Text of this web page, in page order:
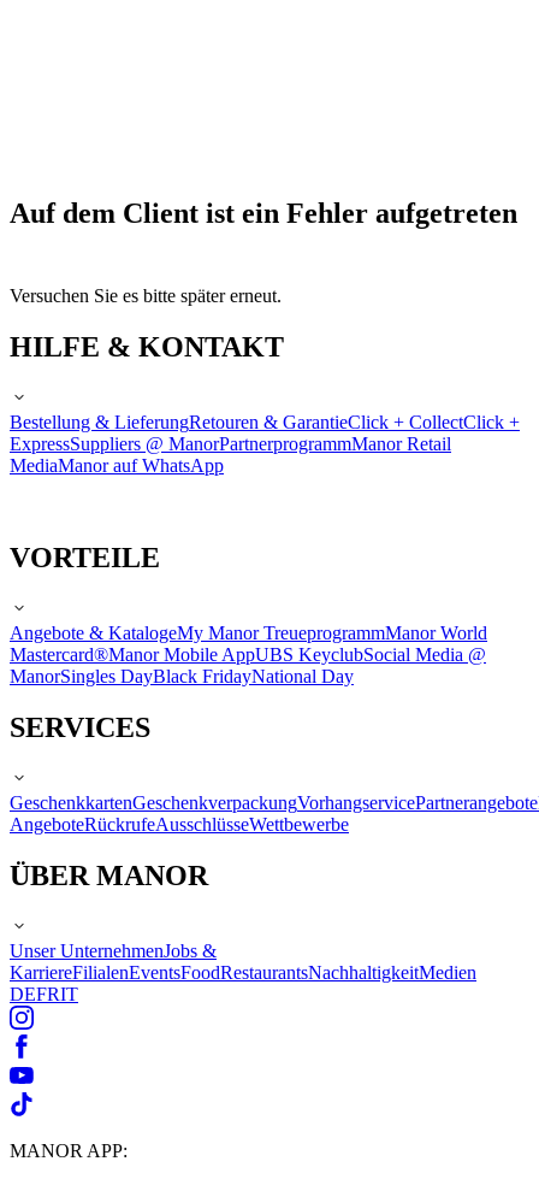
Auf dem Client ist ein Fehler aufgetreten
Versuchen Sie es bitte später erneut.
HILFE & KONTAKT
Bestellung & LieferungRetouren & GarantieClick + CollectClick +
ExpressSuppliers @ ManorPartnerprogrammManor Retail
MediaManor auf WhatsApp
VORTEILE
Angebote & KatalogeMy Manor TreueprogrammManor World
Mastercard®Manor Mobile AppUBS KeyclubSocial Media @
ManorSingles DayBlack FridayNational Day
SERVICES
GeschenkkartenGeschenkverpackungVorhangservicePartnerangebote
AngeboteRückrufeAusschlüsseWettbewerbe
ÜBER MANOR
Unser UnternehmenJobs &
KarriereFilialenEventsFoodRestaurantsNachhaltigkeitMedien
DEFRIT
MANOR APP: